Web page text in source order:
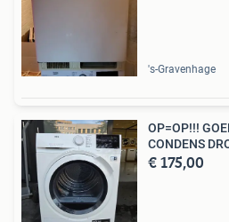
's-Gravenhage
OP=OP!!!
CONDENS
€ 175,00